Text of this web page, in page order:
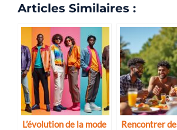
Articles Similaires :
L’évolution de la mode
Rencontrer